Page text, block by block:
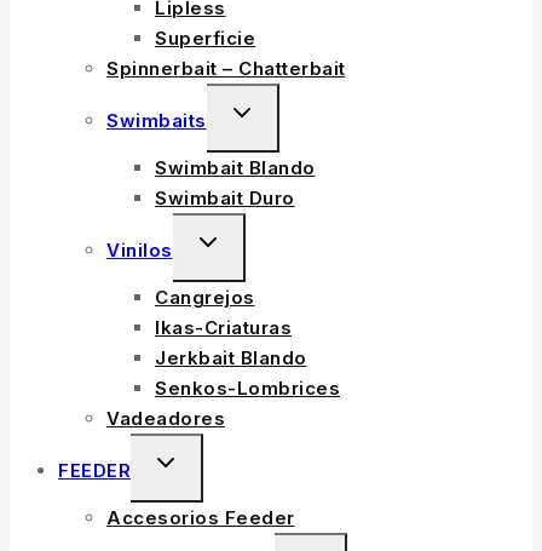
Lipless
Superficie
Spinnerbait – Chatterbait
Swimbaits
TOGGLE
MENU
Swimbait Blando
Swimbait Duro
Vinilos
TOGGLE
MENU
Cangrejos
Ikas-Criaturas
Jerkbait Blando
Senkos-Lombrices
Vadeadores
FEEDER
TOGGLE
MENU
Accesorios Feeder